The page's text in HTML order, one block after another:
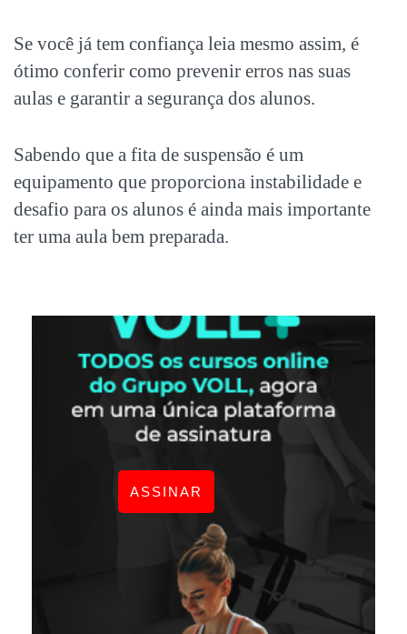
Se você já tem confiança leia mesmo assim, é
ótimo conferir como prevenir erros nas suas
aulas e garantir a segurança dos alunos.
Sabendo que a fita de suspensão é um
equipamento que proporciona instabilidade e
desafio para os alunos é ainda mais importante
ter uma aula bem preparada.
ASSINAR